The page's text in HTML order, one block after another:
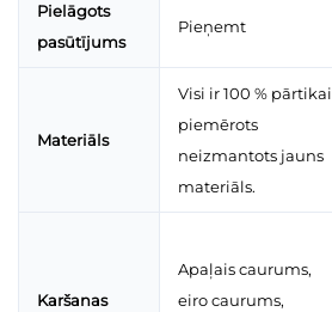
Pielāgots
pasūtījums
Pieņemt
Materiāls
Visi ir 100 % pārtikai
piemērots
neizmantots jauns
materiāls.
Karšanas
Apaļais caurums,
eiro caurums,